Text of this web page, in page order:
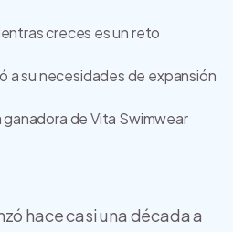
creces es un reto
a su necesidades de expansión
ganadora de Vita Swimwear
hace casi una década a